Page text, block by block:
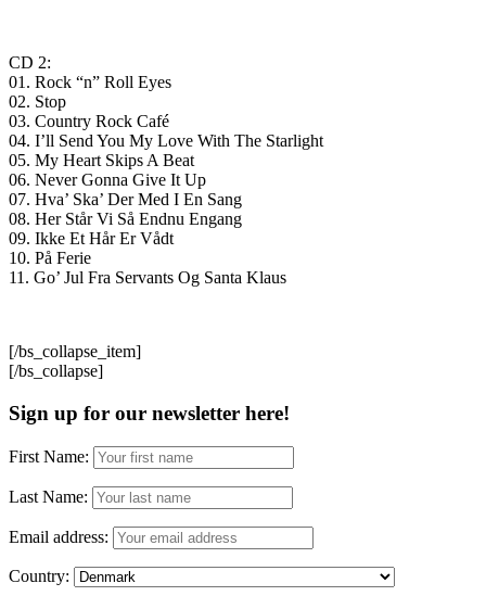
CD 2:
01. Rock “n” Roll Eyes
02. Stop
03. Country Rock Café
04. I’ll Send You My Love With The Starlight
05. My Heart Skips A Beat
06. Never Gonna Give It Up
07. Hva’ Ska’ Der Med I En Sang
08. Her Står Vi Så Endnu Engang
09. Ikke Et Hår Er Vådt
10. På Ferie
11. Go’ Jul Fra Servants Og Santa Klaus
[/bs_collapse_item]
[/bs_collapse]
Sign up for our newsletter here!
First Name:
Last Name:
Email address:
Country: